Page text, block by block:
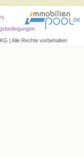
| Alle Rechte vorbehalten